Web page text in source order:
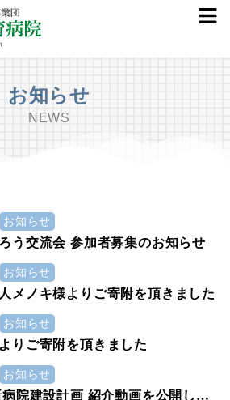
お知らせ
NEWS
お知らせ
う交流会 参加者募集のお知らせ
お知らせ
メノキ様よりご寄附を頂きました
お知らせ
りご寄附を頂きました
お知らせ
院建設計画 紹介動画を公開しま